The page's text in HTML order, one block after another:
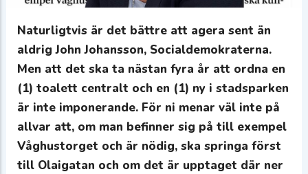
Naturligtvis är det bättre att agera sent än
aldrig John Johansson, Socialdemokraterna.
Men att det ska ta nästan fyra år att ordna en
(1) toalett centralt och en (1) ny i stadsparken
är inte imponerande. För ni menar väl inte på
allvar att, om man befinner sig på till exempel
Våghustorget och är nödig, ska springa först
till Olaigatan och om det är upptaget där ner